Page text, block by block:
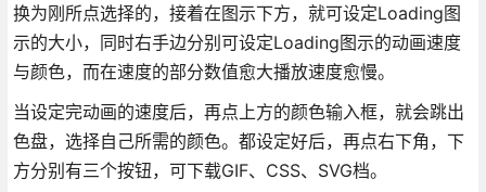
换为刚所点选择的，接着在图示下方，就可设定Loading图
示的大小，同时右手边分别可设定Loading图示的动画速度
与颜色，而在速度的部分数值愈大播放速度愈慢。
当设定完动画的速度后，再点上方的颜色输入框，就会跳出
色盘，选择自己所需的颜色。都设定好后，再点右下角，下
方分别有三个按钮，可下载GIF、CSS、SVG档。